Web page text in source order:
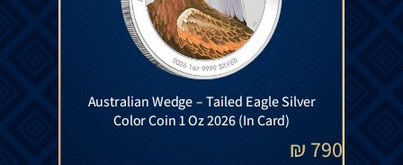
Australian Wedge – Tailed Eagle Silver
Color Coin 1 Oz 2026 (In Card)
790
₪